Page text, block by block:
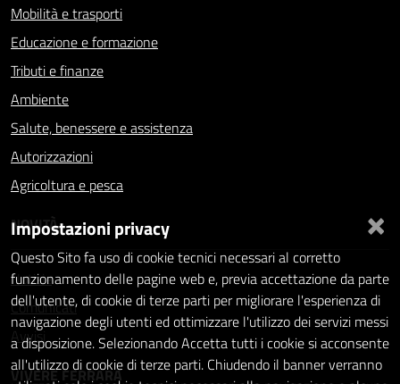
Mobilità e trasporti
Educazione e formazione
Tributi e finanze
Ambiente
Salute, benessere e assistenza
Autorizzazioni
Agricoltura e pesca
NOVITÀ
Notizie
Comunicati
Avvisi
VIVERE FERRARA
×
Impostazioni privacy
Questo Sito fa uso di cookie tecnici necessari al corretto
funzionamento delle pagine web e, previa accettazione da parte
dell'utente, di cookie di terze parti per migliorare l'esperienza di
navigazione degli utenti ed ottimizzare l'utilizzo dei servizi messi
a disposizione. Selezionando Accetta tutti i cookie si acconsente
all'utilizzo di cookie di terze parti. Chiudendo il banner verranno